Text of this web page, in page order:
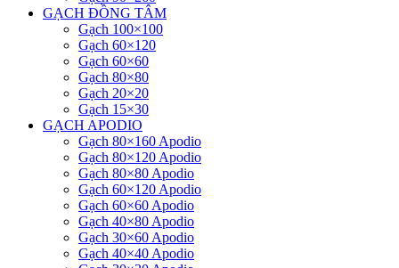
GẠCH ĐỒNG TÂM
Gạch 100×100
Gạch 60×120
Gạch 60×60
Gạch 80×80
Gạch 20×20
Gạch 15×30
GẠCH APODIO
Gạch 80×160 Apodio
Gạch 80×120 Apodio
Gạch 80×80 Apodio
Gạch 60×120 Apodio
Gạch 60×60 Apodio
Gạch 40×80 Apodio
Gạch 30×60 Apodio
Gạch 40×40 Apodio